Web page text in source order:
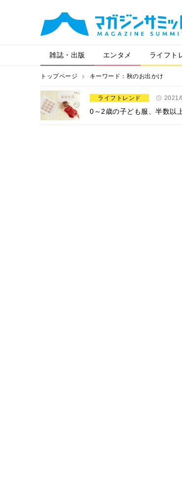
雑誌・出版 エンタメ ライフト
トップページ キーワード：秋のお出かけ
ライフトレンド 2021/
0～2歳の子ども服、半数以